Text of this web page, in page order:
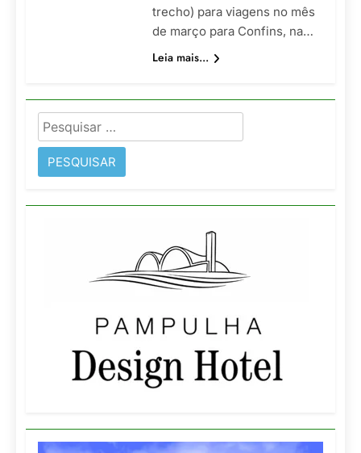
trecho) para viagens no mês
de março para Confins, na…
Leia mais...
Pesquisar
por: